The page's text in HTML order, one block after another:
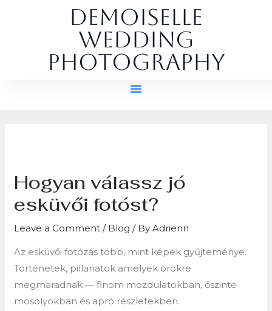
Demoiselle
Wedding
Photography
Hogyan válassz jó
esküvői fotóst?
Leave a Comment / Blog / ByAdrienn
Az esküvői fotózás több, mint képek gyűjteménye.
Történetek, pillanatok amelyek örökre
megmaradnak — finom mozdulatokban, őszinte
mosolyokban és apró részletekben.